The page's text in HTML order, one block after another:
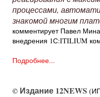
процессами,
знакомой многим
комментирует Павел
внедрения 1С:ITILIUM
Подробнее...
© Издание 12NEWS